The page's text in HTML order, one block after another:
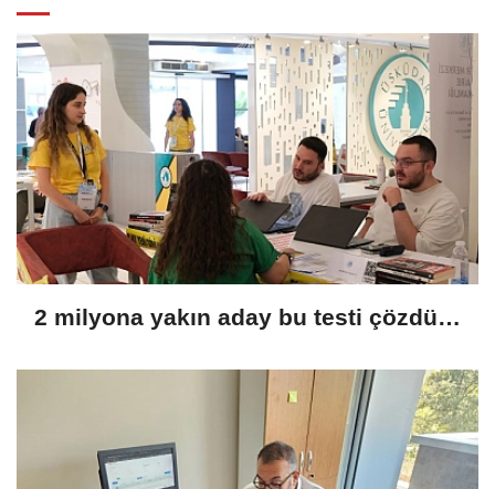
2 milyona yakın aday bu testi çözdü…